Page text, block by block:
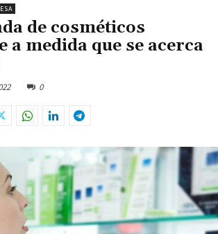
de cosméticos
a medida que se acerca
0